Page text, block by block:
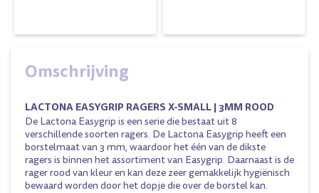
Omschrijving
LACTONA EASYGRIP RAGERS X-SMALL | 3MM ROOD
De Lactona Easygrip is een serie die bestaat uit 8
verschillende soorten ragers. De Lactona Easygrip heeft een
borstelmaat van 3 mm, waardoor het één van de dikste
ragers is binnen het assortiment van Easygrip. Daarnaast is de
rager rood van kleur en kan deze zeer gemakkelijk hygiënisch
bewaard worden door het dopje die over de borstel kan.